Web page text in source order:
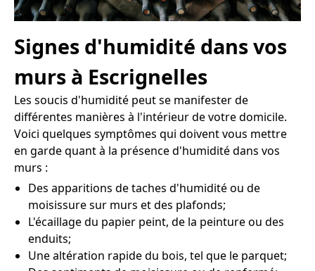
Signes d'humidité dans vos
murs à Escrignelles
Les soucis d'humidité peut se manifester de
différentes manières à l'intérieur de votre domicile.
Voici quelques symptômes qui doivent vous mettre
en garde quant à la présence d'humidité dans vos
murs :
Des apparitions de taches d'humidité ou de
moisissure sur murs et des plafonds;
L'écaillage du papier peint, de la peinture ou des
enduits;
Une altération rapide du bois, tel que le parquet;